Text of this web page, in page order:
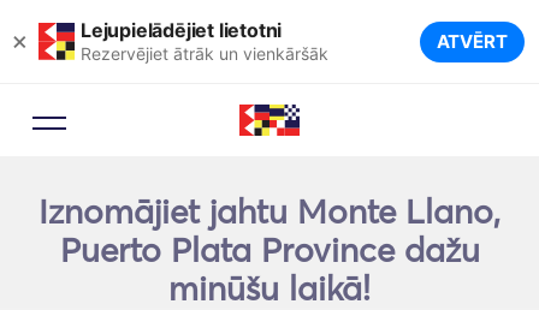
× Lejupielādējiet lietotni
Rezervējiet ātrāk un vienkāršāk ATVĒRT
Iznomājiet jahtu Monte Llano,
Puerto Plata Province dažu
minūšu laikā!